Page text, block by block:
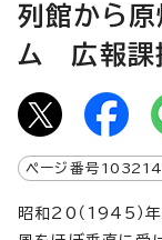
列館から
ム 広報課
ページ番号
昭和20（1945）